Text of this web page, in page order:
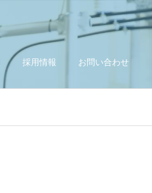
採用情報 お問い合わせ